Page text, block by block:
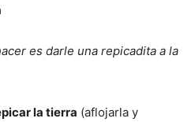
es darle una repicadita a la
la tierra (aflojarla y